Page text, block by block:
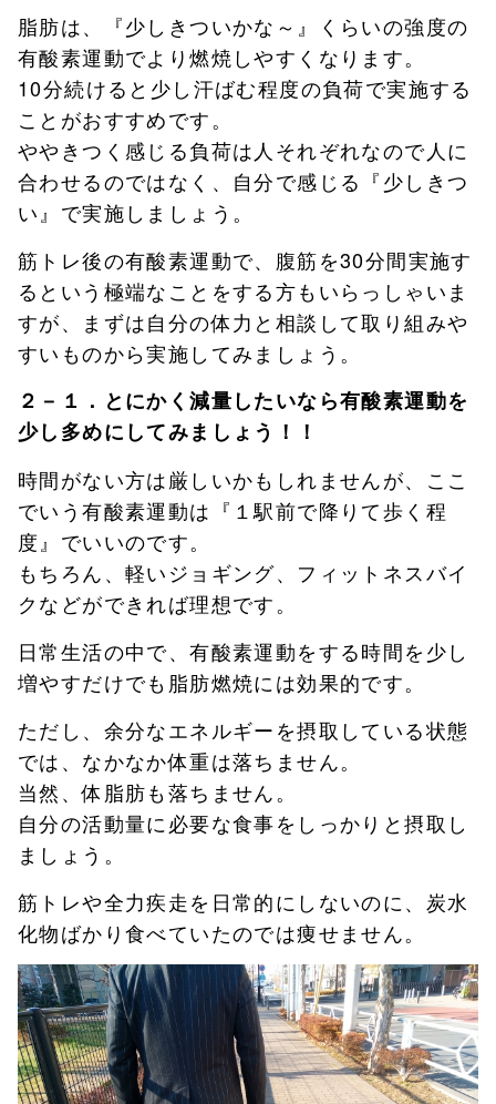
脂肪は、『少しきついかな～』くらいの強度の
有酸素運動でより燃焼しやすくなります。
10分続けると少し汗ばむ程度の負荷で実施する
ことがおすすめです。
ややきつく感じる負荷は人それぞれなので人に
合わせるのではなく、自分で感じる『少しきつ
い』で実施しましょう。
筋トレ後の有酸素運動で、腹筋を30分間実施す
るという極端なことをする方もいらっしゃいま
すが、まずは自分の体力と相談して取り組みや
すいものから実施してみましょう。
２－１．とにかく減量したいなら有酸素運動を
少し多めにしてみましょう！！
時間がない方は厳しいかもしれませんが、ここ
でいう有酸素運動は『１駅前で降りて歩く程
度』でいいのです。
もちろん、軽いジョギング、フィットネスバイ
クなどができれば理想です。
日常生活の中で、有酸素運動をする時間を少し
増やすだけでも脂肪燃焼には効果的です。
ただし、余分なエネルギーを摂取している状態
では、なかなか体重は落ちません。
当然、体脂肪も落ちません。
自分の活動量に必要な食事をしっかりと摂取し
ましょう。
筋トレや全力疾走を日常的にしないのに、炭水
化物ばかり食べていたのでは痩せません。